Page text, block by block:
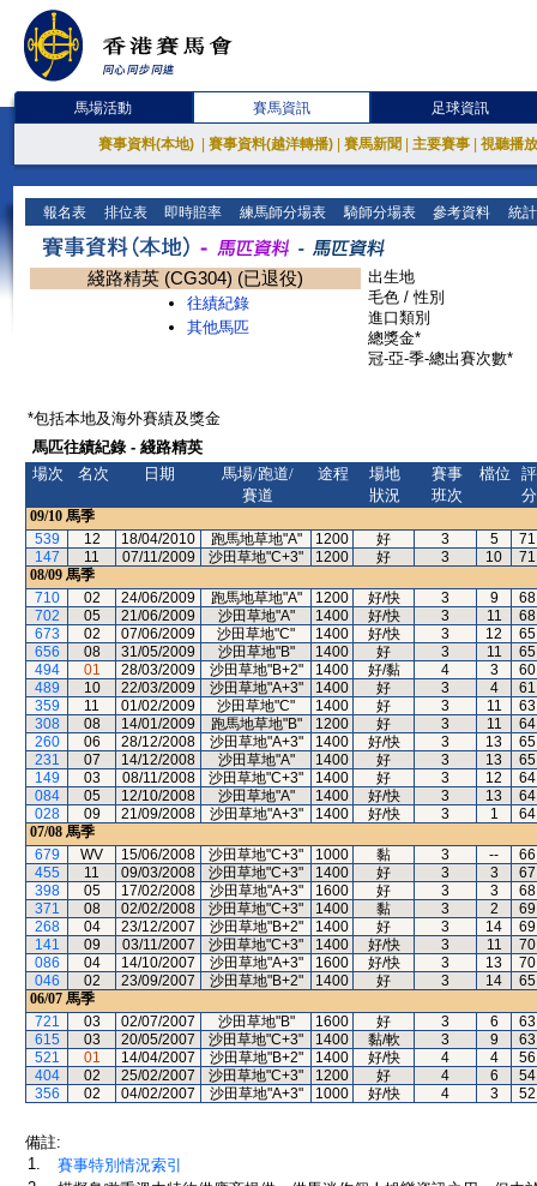
馬場活動 賽馬資訊 足球資訊
賽事資料(本地) 賽事資料(越洋轉播) 賽馬新聞 主要賽事 視聽播
報名表 排位表 即時賠率 練馬師分場表 騎師分場表 參考資料 統
綫路精英 (CG304) (已退役)
往績紀錄
其他馬匹
出生地
毛色 / 性別
進口類別
總獎金*
冠-亞-季-總出賽次數*
*包括本地及海外賽績及獎金
馬匹往績紀錄 - 綫路精英
場次
名次 日期
馬場/跑道/
賽道
途程
場地
狀況
賽事
班次
檔位
評
分
09/10 馬季
539
12 18/04/2010 跑馬地草地"A" 1200 好 3 5
71
147
11 07/11/2009 沙田草地"C+3" 1200 好 3 10
71
08/09 馬季
710
02 24/06/2009 跑馬地草地"A" 1200 好/快 3 9
68
702
05 21/06/2009 沙田草地"A" 1400 好/快 3 11
68
673
02 07/06/2009 沙田草地"C" 1400 好/快 3 12
65
656
08 31/05/2009 沙田草地"B" 1400 好 3 11
65
494
01 28/03/2009 沙田草地"B+2" 1400 好/黏 4 3
60
489
10 22/03/2009 沙田草地"A+3" 1400 好 3 4
61
359
11 01/02/2009 沙田草地"C" 1400 好 3 11
63
308
08 14/01/2009 跑馬地草地"B" 1200 好 3 11
64
260
06 28/12/2008 沙田草地"A+3" 1400 好/快 3 13
65
231
07 14/12/2008 沙田草地"A" 1400 好 3 13
65
149
03 08/11/2008 沙田草地"C+3" 1400 好 3 12
64
084
05 12/10/2008 沙田草地"A" 1400 好/快 3 13
64
028
09 21/09/2008 沙田草地"A+3" 1400 好/快 3 1
64
07/08 馬季
679
WV 15/06/2008 沙田草地"C+3" 1000 黏 3 --
66
455
11 09/03/2008 沙田草地"C+3" 1400 好 3 3
67
398
05 17/02/2008 沙田草地"A+3" 1600 好 3 3
68
371
08 02/02/2008 沙田草地"C+3" 1400 黏 3 2
69
268
04 23/12/2007 沙田草地"B+2" 1400 好 3 14
69
141
09 03/11/2007 沙田草地"C+3" 1400 好/快 3 11
70
086
04 14/10/2007 沙田草地"A+3" 1600 好/快 3 13
70
046
02 23/09/2007 沙田草地"B+2" 1400 好 3 14
65
06/07 馬季
721
03 02/07/2007 沙田草地"B" 1600 好 3 6
63
615
03 20/05/2007 沙田草地"C+3" 1400 黏/軟 3 9
63
521
01 14/04/2007 沙田草地"B+2" 1400 好/快 4 4
56
404
02 25/02/2007 沙田草地"C+3" 1200 好 4 6
54
356
02 04/02/2007 沙田草地"A+3" 1000 好/快 4 3 52
備註:
1.
賽事特別情況索引